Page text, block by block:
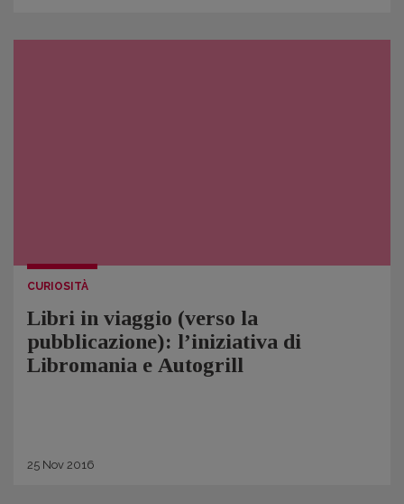
CURIOSITÀ
Libri in viaggio (verso la
pubblicazione): l’iniziativa di
Libromania e Autogrill
25 Nov 2016